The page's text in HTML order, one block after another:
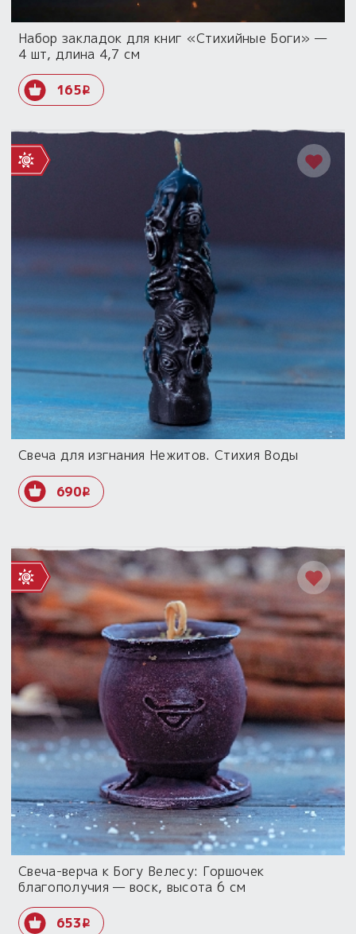
Набор закладок для книг «Стихийные Боги» —
4 шт, длина 4,7 см
165i
Свеча для изгнания Нежитов. Стихия Воды
690i
Свеча-верча к Богу Велесу: Горшочек
благополучия — воск, высота 6 см
653i